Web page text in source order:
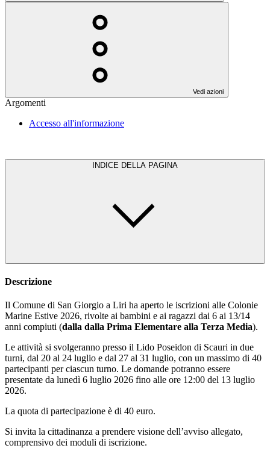
Vedi azioni
Argomenti
Accesso all'informazione
INDICE DELLA PAGINA
Descrizione
Il Comune di San Giorgio a Liri ha aperto le iscrizioni alle Colonie
Marine Estive 2026, rivolte ai bambini e ai ragazzi dai 6 ai 13/14
anni compiuti (dalla dalla Prima Elementare alla Terza Media).
Le attività si svolgeranno presso il Lido Poseidon di Scauri in due
turni, dal 20 al 24 luglio e dal 27 al 31 luglio, con un massimo di 40
partecipanti per ciascun turno. Le domande potranno essere
presentate da lunedì 6 luglio 2026 fino alle ore 12:00 del 13 luglio
2026.
La quota di partecipazione è di 40 euro.
Si invita la cittadinanza a prendere visione dell’avviso allegato,
comprensivo dei moduli di iscrizione.